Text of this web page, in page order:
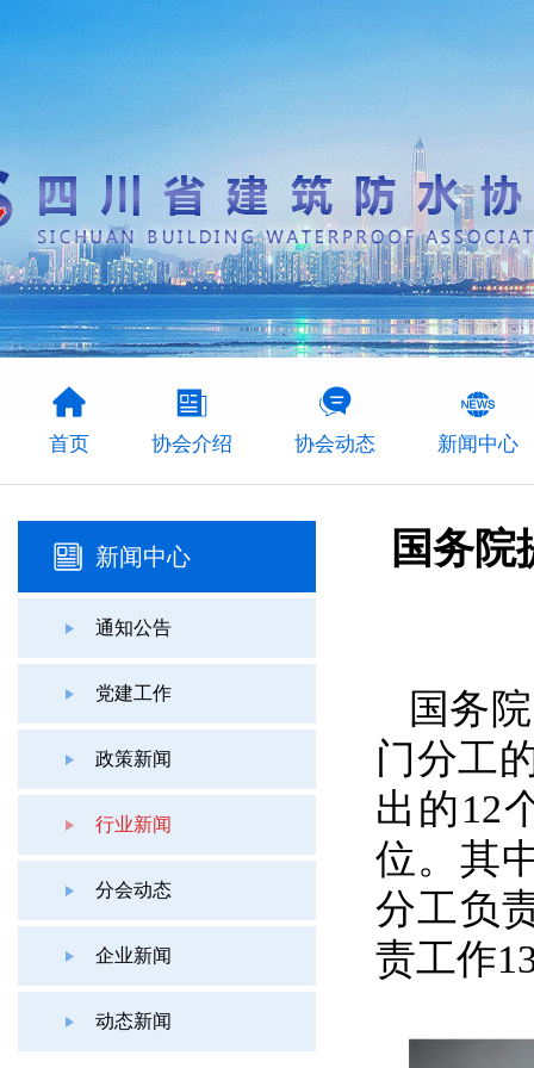
首页 协会介绍 协会动态 新闻中心
新闻中心
通知公告
党建工作
政策新闻
行业新闻
分会动态
企业新闻
动态新闻
国务院
国务
门分工
出的12
位。其
分工负
责工作